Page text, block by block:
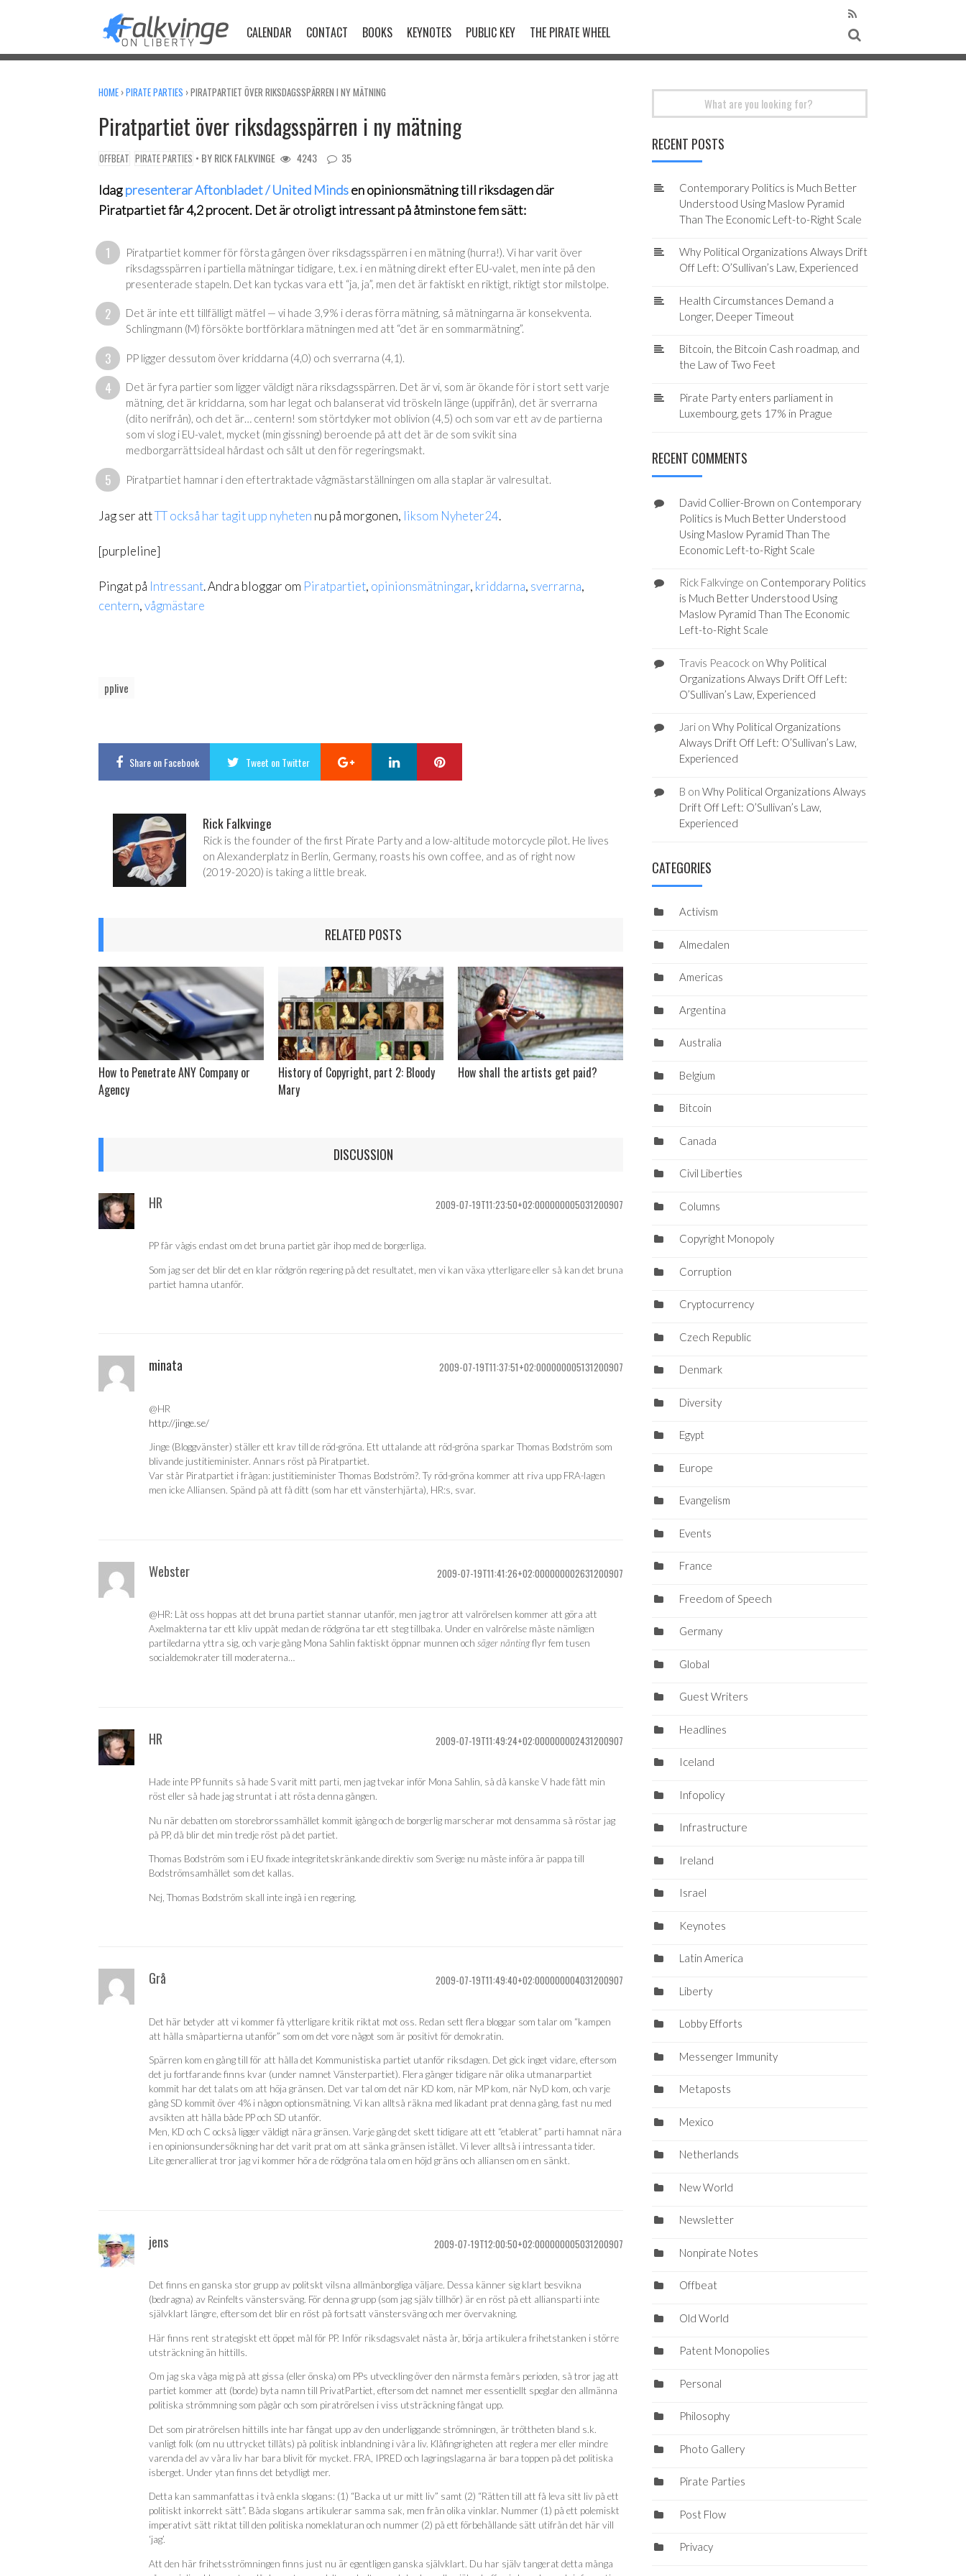
CALENDAR CONTACT BOOKS KEYNOTES PUBLIC KEY THE PIRATE WHEEL
HOME ›PIRATE PARTIES ›PIRATPARTIET ÖVER RIKSDAGSSPÄRREN I NY MÄTNING
Piratpartiet över riksdagsspärren i ny mätning
OFFBEAT PIRATE PARTIES • BYRICK FALKVINGE 4243 35
Idagpresenterar Aftonbladet / United Mindsen opinionsmätning till riksdagen där
Piratpartiet får 4,2 procent. Det är otroligt intressant på åtminstone fem sätt:
Piratpartiet kommer för första gången över riksdagsspärren i en mätning (hurra!). Vi har varit över
riksdagsspärren i partiella mätningar tidigare, t.ex. i en mätning direkt efter EU-valet, men inte på den
presenterade stapeln. Det kan tyckas vara ett “ja, ja”, men det är faktiskt en riktigt, riktigt stor milstolpe.
Det är inte ett tillfälligt mätfel — vi hade 3,9% i deras förra mätning, så mätningarna är konsekventa.
Schlingmann (M) försökte bortförklara mätningen med att “det är en sommarmätning”.
PP ligger dessutom över kriddarna (4,0) och sverrarna (4,1).
Det är fyra partier som ligger väldigt nära riksdagsspärren. Det är vi, som är ökande för i stort sett varje
mätning, det är kriddarna, som har legat och balanserat vid tröskeln länge (uppifrån), det är sverrarna
(dito nerifrån), och det är… centern! som störtdyker mot oblivion (4,5) och som var ett av de partierna
som vi slog i EU-valet, mycket (min gissning) beroende på att det är de som svikit sina
medborgarrättsideal hårdast och sålt ut den för regeringsmakt.
Piratpartiet hamnar i den eftertraktade vågmästarställningen om alla staplar är valresultat.
Jag ser attTT också har tagit upp nyheten nu på morgonen, liksom Nyheter24.
[purpleline]
Pingat på Intressant. Andra bloggar om Piratpartiet, opinionsmätningar, kriddarna, sverrarna,
centern,vågmästare
pplive
Shareon Facebook Tweet on Twitter Google+ LinkedIn
Rick Falkvinge
Rick is the founder of the first Pirate Party and a low-altitude motorcycle pilot. He lives
on Alexanderplatz in Berlin, Germany, roasts his own coffee, and as of right now
(2019-2020) is taking a little break.
RELATED POSTS
How to Penetrate ANY Company or
Agency
History of Copyright, part 2: Bloody
Mary
How shall the artists get paid?
DISCUSSION
HR 2009-07-19T11:23:50+02:000000005031200907
PP får vågis endast om det bruna partiet går ihop med de borgerliga.
Som jag ser det blir det en klar rödgrön regering på det resultatet, men vi kan växa ytterligare eller så kan det bruna
partiet hamna utanför.
minata 2009-07-19T11:37:51+02:000000005131200907
@HR
http://jinge.se/
Jinge (Bloggvänster) ställer ett krav till de röd-gröna. Ett uttalande att röd-gröna sparkar Thomas Bodström som
blivande justitieminister. Annars röst på Piratpartiet.
Var står Piratpartiet i frågan: justitieminister Thomas Bodström?. Ty röd-gröna kommer att riva upp FRA-lagen
men icke Alliansen. Spänd på att få ditt (som har ett vänsterhjärta), HR:s, svar.
Webster 2009-07-19T11:41:26+02:000000002631200907
@HR: Låt oss hoppas att det bruna partiet stannar utanför, men jag tror att valrörelsen kommer att göra att
Axelmakterna tar ett kliv uppåt medan de rödgröna tar ett steg tillbaka. Under en valrörelse måste nämligen
partiledarna yttra sig, och varje gång Mona Sahlin faktiskt öppnar munnen och säger nåntingflyr fem tusen
socialdemokrater till moderaterna…
HR 2009-07-19T11:49:24+02:000000002431200907
Hade inte PP funnits så hade S varit mitt parti, men jag tvekar inför Mona Sahlin, så då kanske V hade fått min
röst eller så hade jag struntat i att rösta denna gången.
Nu när debatten om storebrorssamhället kommit igång och de borgerlig marscherar mot densamma så röstar jag
på PP, då blir det min tredje röst på det partiet.
Thomas Bodström som i EU fixade integritetskränkande direktiv som Sverige nu måste införa är pappa till
Bodströmsamhället som det kallas.
Nej, Thomas Bodström skall inte ingå i en regering.
Grå 2009-07-19T11:49:40+02:000000004031200907
Det här betyder att vi kommer få ytterligare kritik riktat mot oss. Redan sett flera bloggar som talar om “kampen
att hålla småpartierna utanför” som om det vore något som är positivt för demokratin.
Spärren kom en gång till för att hålla det Kommunistiska partiet utanför riksdagen. Det gick inget vidare, eftersom
det ju fortfarande finns kvar (under namnet Vänsterpartiet). Flera gånger tidigare när olika utmanarpartiet
kommit har det talats om att höja gränsen. Det var tal om det när KD kom, när MP kom, när NyD kom, och varje
gång SD kommit över 4% i någon optionsmätning. Vi kan alltså räkna med likadant prat denna gång, fast nu med
avsikten att hålla både PP och SD utanför.
Men, KD och C också ligger väldigt nära gränsen. Varje gång det skett tidigare att ett “etablerat” parti hamnat nära
i en opinionsundersökning har det varit prat om att sänka gränsen istället. Vi lever alltså i intressanta tider.
Lite generallierat tror jag vi kommer höra de rödgröna tala om en höjd gräns och alliansen om en sänkt.
jens 2009-07-19T12:00:50+02:000000005031200907
Det finns en ganska stor grupp av politskt vilsna allmänborgliga väljare. Dessa känner sig klart besvikna
(bedragna) av Reinfelts vänstersväng. För denna grupp (som jag själv tillhör) är en röst på ett alliansparti inte
självklart längre, eftersom det blir en röst på fortsatt vänstersväng och mer övervakning.
Här finns rent strategiskt ett öppet mål för PP. Inför riksdagsvalet nästa år, börja artikulera frihetstanken i större
utsträckning än hittills.
Om jag ska våga mig på att gissa (eller önska) om PPs utveckling över den närmsta femårs perioden, så tror jag att
partiet kommer att (borde) byta namn till PrivatPartiet, eftersom det namnet mer essentiellt speglar den allmänna
politiska strömmning som pågår och som piratrörelsen i viss utsträckning fångat upp.
Det som piratrörelsen hittills inte har fångat upp av den underliggande strömningen, är tröttheten bland s.k.
vanligt folk (om nu uttrycket tillåts) på politisk inblandning i våra liv. Klåfingrigheten att reglera mer eller mindre
varenda del av våra liv har bara blivit för mycket. FRA, IPRED och lagringslagarna är bara toppen på det politiska
isberget. Under ytan finns det betydligt mer.
Detta kan sammanfattas i två enkla slogans: (1) “Backa ut ur mitt liv” samt (2) “Rätten till att få leva sitt liv på ett
politiskt inkorrekt sätt”. Båda slogans artikulerar samma sak, men från olika vinklar. Nummer (1) på ett polemiskt
imperativt sätt riktat till den politiska nomeklaturan och nummer (2) på ett förbehållande sätt utifrån det här vill
‘jag’.
Att den här frihetsströmningen finns just nu är egentligen ganska självklart. Du har själv tangerat detta många
RECENT POSTS
Contemporary Politics is Much Better
Understood Using Maslow Pyramid
Than The Economic Left-to-Right Scale
Why Political Organizations Always Drift
Off Left: O’Sullivan’s Law, Experienced
Health Circumstances Demand a
Longer, Deeper Timeout
Bitcoin, the Bitcoin Cash roadmap, and
the Law of Two Feet
Pirate Party enters parliament in
Luxembourg, gets 17% in Prague
RECENT COMMENTS
David Collier-Brown on Contemporary
Politics is Much Better Understood
Using Maslow Pyramid Than The
Economic Left-to-Right Scale
Rick Falkvinge on Contemporary Politics
is Much Better Understood Using
Maslow Pyramid Than The Economic
Left-to-Right Scale
Travis Peacockon Why Political
Organizations Always Drift Off Left:
O’Sullivan’s Law, Experienced
Jarion Why Political Organizations
Always Drift Off Left: O’Sullivan’s Law,
Experienced
B on Why Political Organizations Always
Drift Off Left: O’Sullivan’s Law,
Experienced
CATEGORIES
Activism
Almedalen
Americas
Argentina
Australia
Belgium
Bitcoin
Canada
Civil Liberties
Columns
Copyright Monopoly
Corruption
Cryptocurrency
Czech Republic
Denmark
Diversity
Egypt
Europe
Evangelism
Events
France
Freedom of Speech
Germany
Global
Guest Writers
Headlines
Iceland
Infopolicy
Infrastructure
Ireland
Israel
Keynotes
Latin America
Liberty
Lobby Efforts
Messenger Immunity
Metaposts
Mexico
Netherlands
New World
Newsletter
Nonpirate Notes
Offbeat
Old World
Patent Monopolies
Personal
Philosophy
Photo Gallery
Pirate Parties
Post Flow
Privacy